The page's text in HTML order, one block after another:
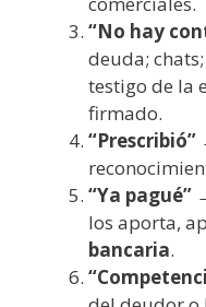
“No hay
deuda;
testigo de la
firmado.
“Prescribió”
“Ya pagué”
los aporta,
bancaria.